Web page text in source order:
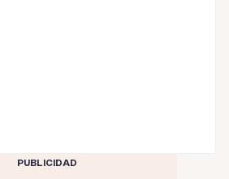
PUBLICIDAD